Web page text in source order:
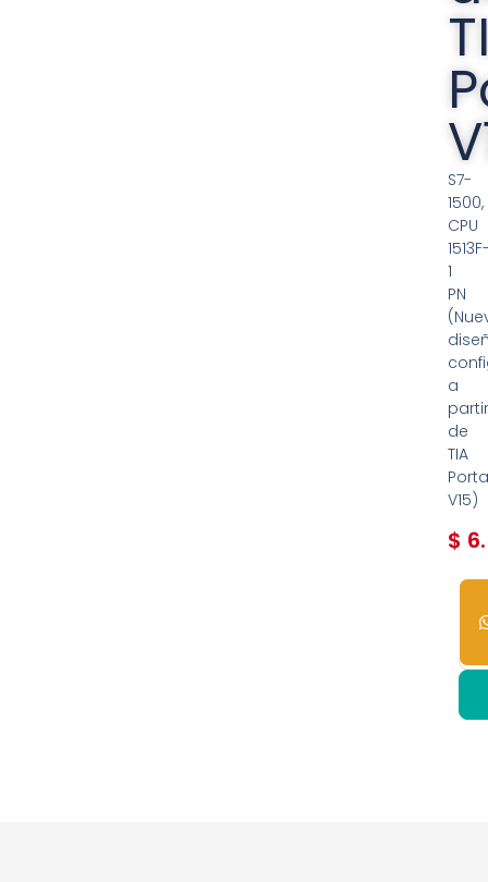
S7-
1500,
CPU
1
PN
a
de
TIA
V15)
$
3